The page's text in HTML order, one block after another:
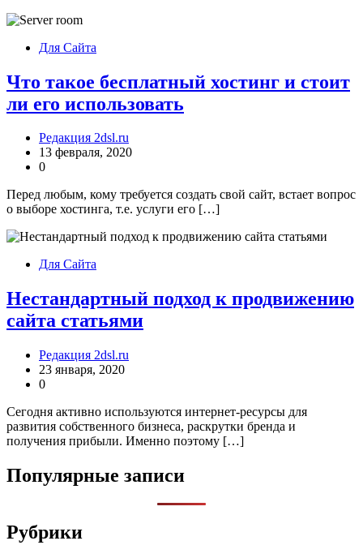
Для Сайта
Что такое бесплатный хостинг и стоит
ли его использовать
Редакция 2dsl.ru
13 февраля, 2020
0
Перед любым, кому требуется создать свой сайт, встает вопрос
о выборе хостинга, т.е. услуги его […]
Для Сайта
Нестандартный подход к продвижению
сайта статьями
Редакция 2dsl.ru
23 января, 2020
0
Сегодня активно используются интернет-ресурсы для
развития собственного бизнеса, раскрутки бренда и
получения прибыли. Именно поэтому […]
Популярные записи
Рубрики